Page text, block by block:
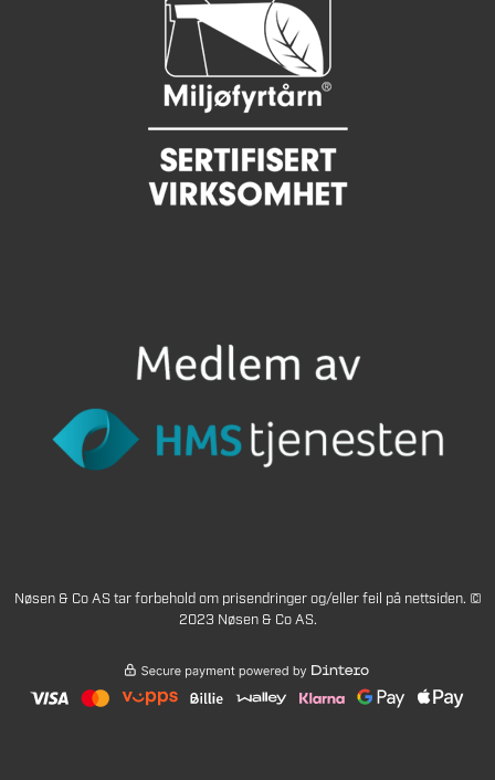
Nøsen & Co AS tar forbehold om prisendringer og/eller feil på nettsiden. ©
2023 Nøsen & Co AS.